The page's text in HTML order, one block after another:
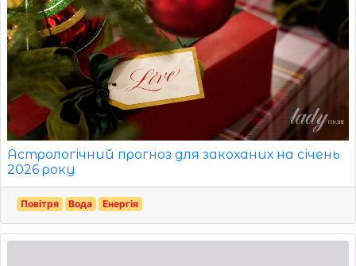
Астрологічний прогноз для закоханих на січень
2026 року
Повітря Вода Енергія